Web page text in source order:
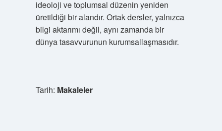
ideoloji ve toplumsal düzenin yeniden
üretildiği bir alandır. Ortak dersler, yalnızca
bilgi aktarımı değil, aynı zamanda bir
dünya tasavvurunun kurumsallaşmasıdır.
Tarih: Makaleler